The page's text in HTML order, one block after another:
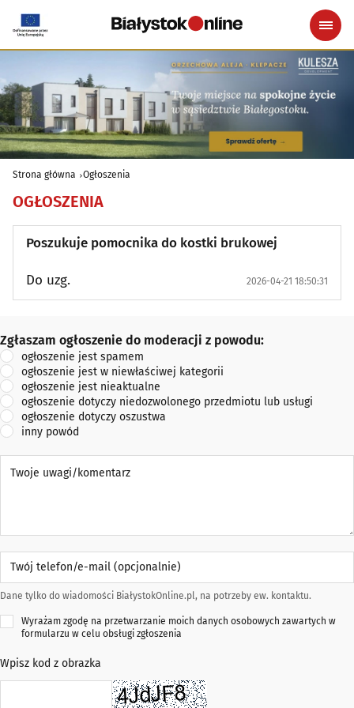
Strona główna Ogłoszenia
OGŁOSZENIA
Poszukuje pomocnika do kostki brukowej
Do uzg. 2026-04-21 18:50:31
Zgłaszam ogłoszenie do moderacji z powodu:
Zgłaszam ogłoszenie do moderacji z powodu:
ogłoszenie jest spamem
ogłoszenie jest w niewłaściwej kategorii
ogłoszenie jest nieaktualne
ogłoszenie dotyczy niedozwolonego przedmiotu lub usługi
ogłoszenie dotyczy oszustwa
inny powód
Twój telefon/e-mail (opcjonalnie)
Dane tylko do wiadomości BiałystokOnline.pl, na potrzeby ew. kontaktu.
Wyrażam zgodę na przetwarzanie moich danych osobowych zawartych w
formularzu w celu obsługi zgłoszenia
Wpisz kod z obrazka